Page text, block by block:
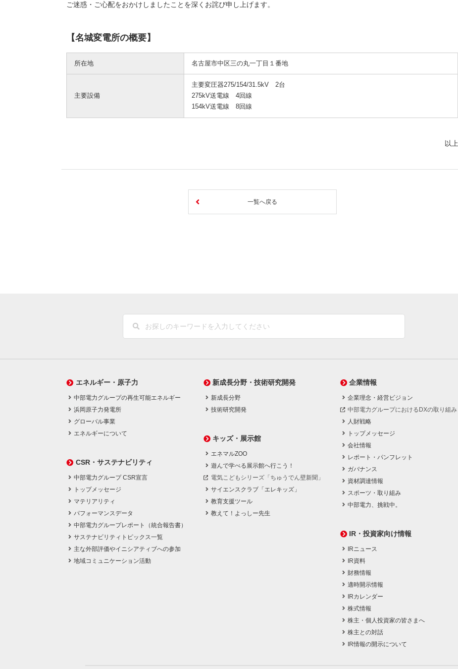
ご迷惑・ご心配をおかけしましたことを深くお詫び申し上げます。
【名城変電所の概要】
所在地 名古屋市中区三の丸一丁目１番地
主要設備
主要変圧器275/154/31.5kV 2台
275kV送電線 4回線
154kV送電線 8回線
以上
一覧へ戻る
エネルギー・原子力
中部電力グループの再生可能エネルギー
浜岡原子力発電所
グローバル事業
エネルギーについて
CSR・サステナビリティ
中部電力グループ CSR宣言
トップメッセージ
マテリアリティ
パフォーマンスデータ
中部電力グループレポート（統合報告書）
サステナビリティトピックス一覧
主な外部評価やイニシアティブへの参加
地域コミュニケーション活動
新成長分野・技術研究開発
新成長分野
技術研究開発
キッズ・展示館
エネマルZOO
遊んで学べる展示館へ行こう！
電気こどもシリーズ「ちゅうでん壁新聞」
サイエンスクラブ「エレキッズ」
教育支援ツール
教えて！よっしー先生
企業情報
企業理念・経営ビジョン
中部電力グループにおけるDXの取り組み
人財戦略
トップメッセージ
会社情報
レポート・パンフレット
ガバナンス
資材調達情報
スポーツ・取り組み
中部電力、挑戦中。
IR・投資家向け情報
IRニュース
IR資料
財務情報
適時開示情報
IRカレンダー
株式情報
株主・個人投資家の皆さまへ
株主との対話
IR情報の開示について